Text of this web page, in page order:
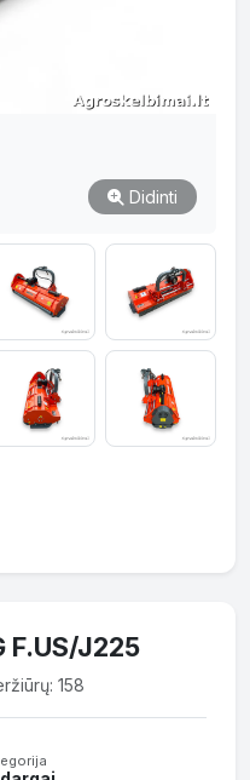
Didinti
F.US/J225
158